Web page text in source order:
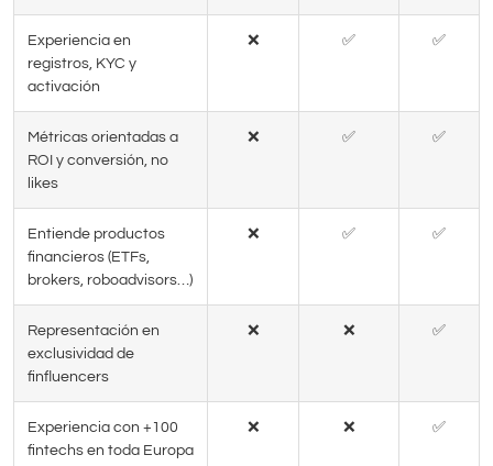
Experiencia en
registros, KYC y
activación
❌ ✅ ✅
Métricas orientadas a
ROI y conversión, no
likes
❌ ✅ ✅
Entiende productos
financieros (ETFs,
brokers, roboadvisors…)
❌ ✅ ✅
Representación en
exclusividad de
finfluencers
❌ ❌ ✅
Experiencia con +100
fintechs en toda Europa
❌ ❌ ✅